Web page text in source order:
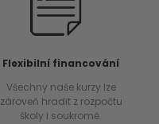
Flexibilní financování
Všechny naše kurzy lze
zároveň hradit z rozpočtu
školy i soukromě.